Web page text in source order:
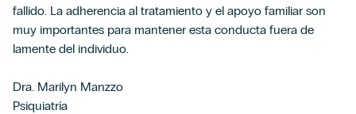
fallido. La adherencia al tratamiento y el apoyo familiar son
muy importantes para mantener esta conducta fuera de
lamente del individuo.
Dra. Marilyn Manzzo
Psiquiatría